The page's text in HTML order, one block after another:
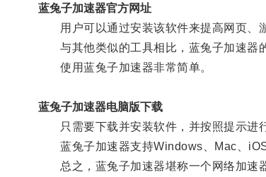
蓝兔子加速器官方网址
用户可以通过安装该软件来提高网页、游
与其他类似的工具相比，蓝兔子加速器
使用蓝兔子加速器非常简单。
蓝兔子加速器电脑版下载
只需要下载并安装软件，并按照提示进
蓝兔子加速器支持Windows、Mac、iOS
总之，蓝兔子加速器堪称一个网络加速器